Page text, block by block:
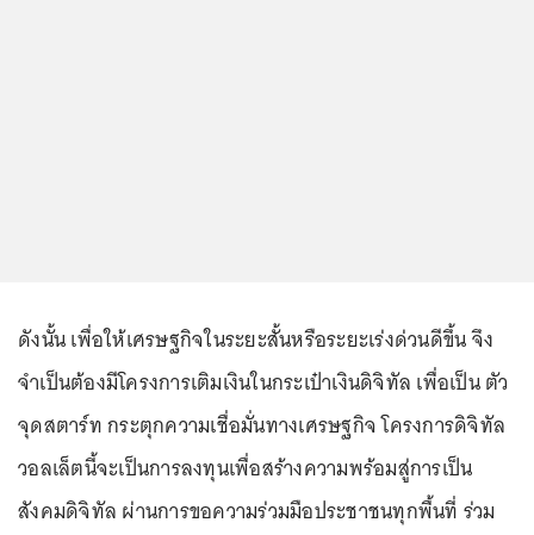
ดังนั้น เพื่อให้เศรษฐกิจในระยะสั้นหรือระยะเร่งด่วนดีขึ้น จึง
จำเป็นต้องมีโครงการเติมเงินในกระเป๋าเงินดิจิทัล เพื่อเป็น ตัว
จุดสตาร์ท กระตุกความเชื่อมั่นทางเศรษฐกิจ โครงการดิจิทัล
วอลเล็ตนี้จะเป็นการลงทุนเพื่อสร้างความพร้อมสู่การเป็น
สังคมดิจิทัล ผ่านการขอความร่วมมือประชาชนทุกพื้นที่ ร่วม